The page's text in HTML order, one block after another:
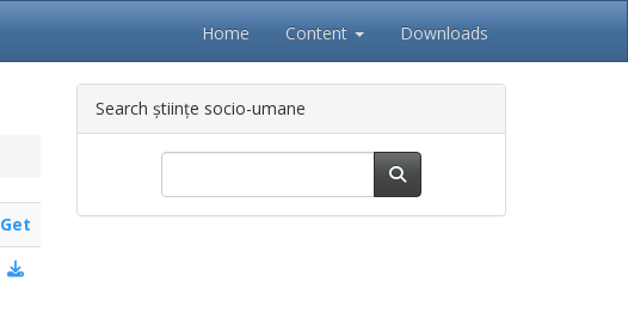
Home Content Downloads
Get
Search științe socio-umane